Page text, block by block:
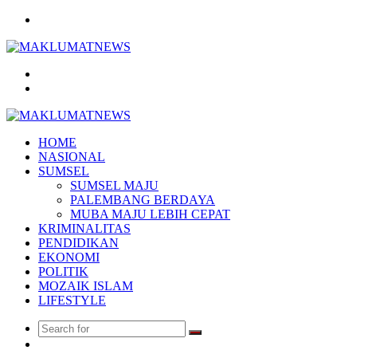
HOME
NASIONAL
SUMSEL
SUMSEL MAJU
PALEMBANG BERDAYA
MUBA MAJU LEBIH CEPAT
KRIMINALITAS
PENDIDIKAN
EKONOMI
POLITIK
MOZAIK ISLAM
LIFESTYLE
Search